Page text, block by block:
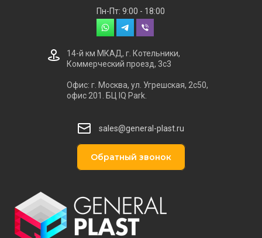
Пн-Пт: 9:00 - 18:00
14-й км МКАД, г. Котельники,
Коммерческий проезд, 3с3
Офис: г. Москва, ул. Угрешская, 2с50,
офис 201. БЦ IQ Park.
sales@general-plast.ru
Обратный звонок